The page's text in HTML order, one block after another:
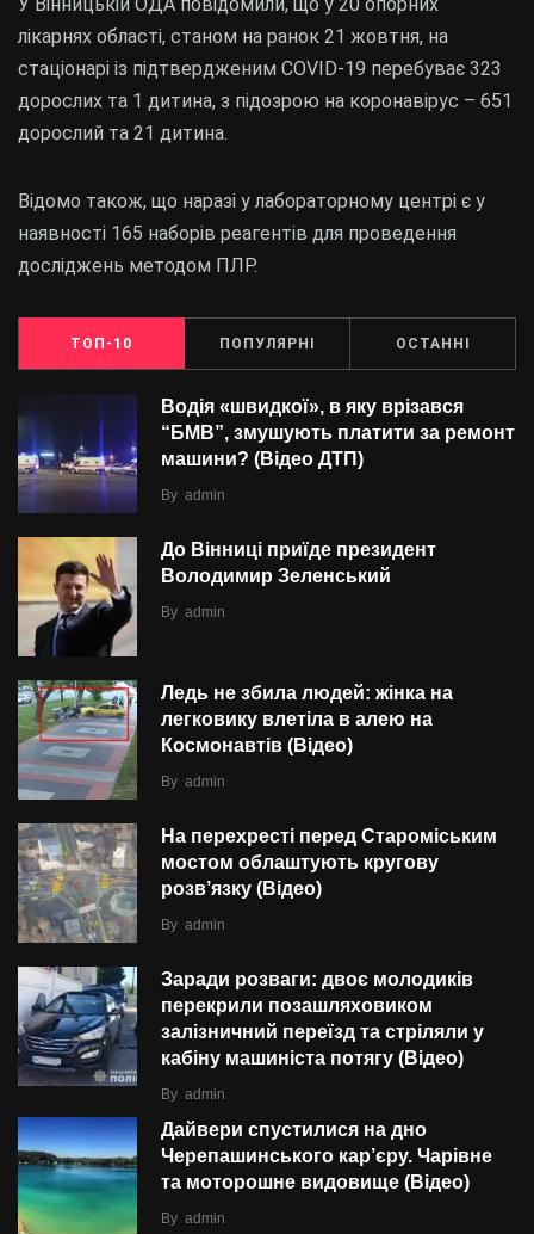
лікарнях області, станом на ранок 21 жовтня, на
стаціонарі із підтвердженим COVID-19 перебуває 323
дорослих та 1 дитина, з підозрою на коронавірус – 651
дорослий та 21 дитина.
Відомо також, що наразі у лабораторному центрі є у
наявності 165 наборів реагентів для проведення
досліджень методом ПЛР.
ТОП-10 ПОПУЛЯРНІ ОСТАННІ
Водія «швидкої», в яку врізався
“БMВ”, змушують платити за ремонт
машини? (Відео ДТП)
By admin
До Вінниці приїде президент
Володимир Зеленський
By admin
Ледь не збила людей: жінка на
легковику влетіла в алею на
Космонавтів (Відео)
By admin
На перехресті перед Староміським
мостом облаштують кругову
розв’язку (Відео)
By admin
Заради розваги: двоє молодиків
перекрили позашляховиком
залізничний переїзд та стріляли у
кабіну машиніста потягу (Відео)
By admin
Дайвери спустилися на дно
Черепашинського кар’єру. Чарівне
та моторошне видовище (Відео)
By admin